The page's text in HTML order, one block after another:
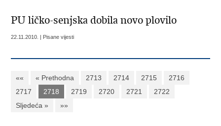
PU ličko-senjska dobila novo plovilo
22.11.2010. | Pisane vijesti
«« « Prethodna 2713 2714 2715
2716
2717
2718 2719 2720 2721
2722
Sljedeća »
»»